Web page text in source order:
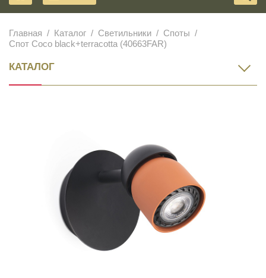
Главная Каталог Светильники
Споты
Спот Coco black+terracotta (40663FAR)
КАТАЛОГ